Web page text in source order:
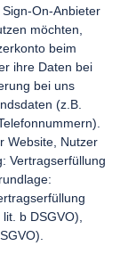
On-Anbieter
möchten,
beim
ihre Daten bei
bei uns
(z.B.
Website, Nutzer
Vertragserfüllung
b DSGVO),